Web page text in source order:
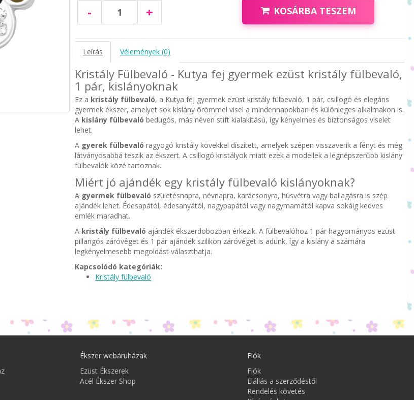
- + KOSÁRBA TESZEM
Leírás Vélemények (0)
Kristály Fülbevaló - Kutya fej gyermek ezüst kristály fülbevaló,
1 pár, kislányoknak
Ez a kristály fülbevaló, a Kutya fej gyermek ezüst kristály fülbevaló, 1 pár, csillogó és elegáns
gyermek ékszer, amelyet sok kislány örömmel visel a mindennapokban és különleges alkalmakon is.
A kislány fülbevaló bedugós, más néven stift kialakítású, így kényelmes és biztonságos viselet
lehet.
A gyerek fülbevaló ragyogó kristály kövekkel díszített, amelyek szépen visszaverik a fényt és még
látványosabbá teszik az ékszert. A csillogó kristályok miatt ezek a modellek a legnépszerűbb kislány
fülbevalók közé tartoznak.
Miért jó ajándék egy kristály fülbevaló kislányoknak?
A gyermek fülbevaló születésnapra, névnapra, karácsonyra, húsvétra vagy ballagásra is szép
ajándék lehet. Édesapától, édesanyától, nagypapától vagy nagymamától kapva sokáig kedves
emlék maradhat.
A kristály fülbevaló ajándék ékszerdobozban érkezik. A fülbevalóhoz 1 pár hagyományos ezüst
pillangós záróvéget és 1 pár ajándék szilikon záróvéget is adunk, így a kislány a számára
legkényelmesebb megoldást választhatja.
Kapcsolódó kategóriák:
Kristály fülbevaló
Ékszer webáruházak
Ezüst Ékszerek
Acél Ékszer Shop
Fiók
Fiók
Elállás a szerződéstől
Rendelés követés